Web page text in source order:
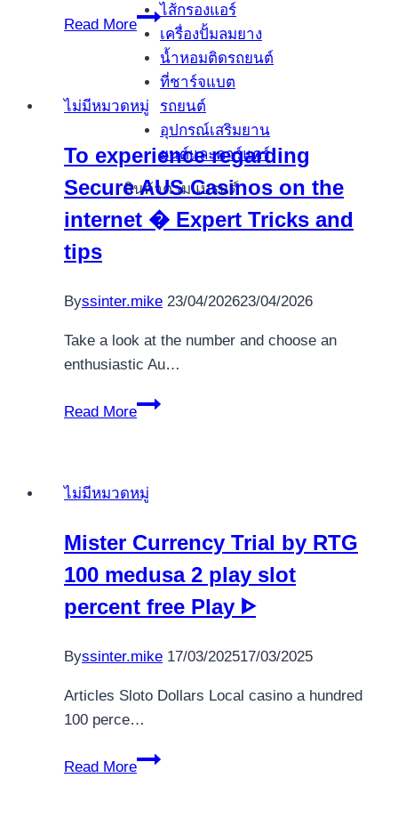
ไส้กรองแอร์
เครื่องปั้มลมยาง
น้ำหอมติดรถยนต์
ที่ชาร์จแบต
รถยนต์
อุปกรณ์เสริมยาน
ยนต์และคาร์แคร์
สินค้าตามแบรนด์
Read More
Totally
free
Sc
Coins:
Discover
Free
Societal
Gambling
enterprise
slot
online
December
ไม่มีหมวดหมู่
To experience regarding
Secure AUS Casinos on the
internet � Expert Tricks and
tips
Byssinter.mike 23/04/202623/04/2026
Take a look at the number and choose an
enthusiastic Au…
Read More
To
AUS
on
the
internet
�
Tricks
and
ไม่มีหมวดหมู่
Mister Currency Trial by RTG
100 medusa 2 play slot
percent free Play ᐈ
Byssinter.mike 17/03/202517/03/2025
Articles Sloto Dollars Local casino a hundred
100 perce…
Read More
Mister